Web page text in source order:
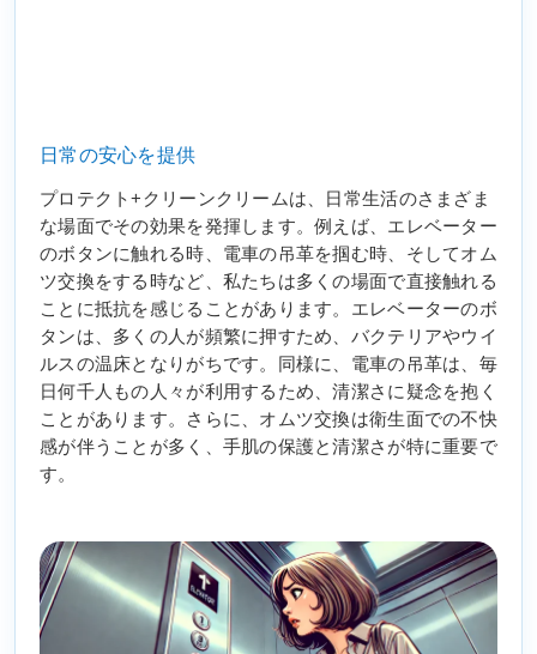
日常の安心を提供
プロテクト+クリーンクリームは、日常生活のさまざま
な場面でその効果を発揮します。例えば、エレベーター
のボタンに触れる時、電車の吊革を掴む時、そしてオム
ツ交換をする時など、私たちは多くの場面で直接触れる
ことに抵抗を感じることがあります。エレベーターのボ
タンは、多くの人が頻繁に押すため、バクテリアやウイ
ルスの温床となりがちです。同様に、電車の吊革は、毎
日何千人もの人々が利用するため、清潔さに疑念を抱く
ことがあります。さらに、オムツ交換は衛生面での不快
感が伴うことが多く、手肌の保護と清潔さが特に重要で
す。